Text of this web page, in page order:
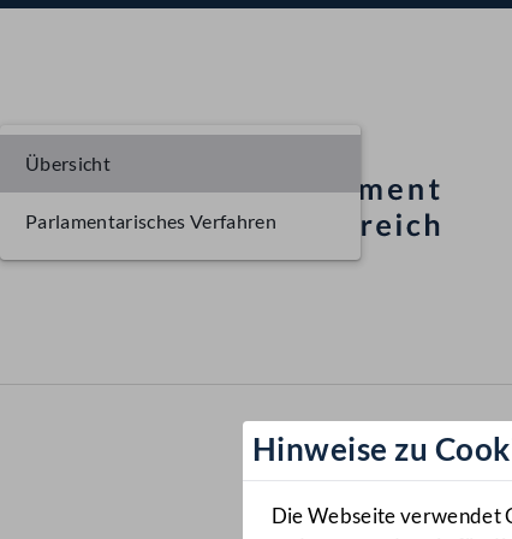
Hinweise zu
Die Webseite verwendet
Übersicht
Parlamentarisches Verfahren